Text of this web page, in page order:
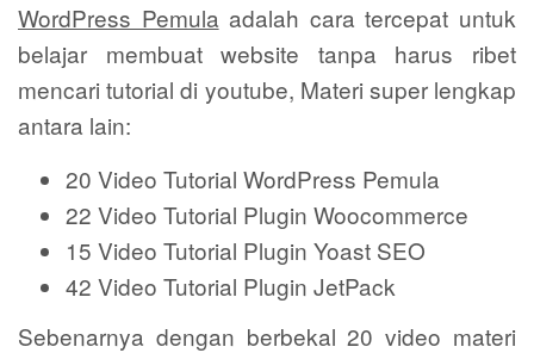
WordPress Pemula adalah cara tercepat untuk
belajar membuat website tanpa harus ribet
mencari tutorial di youtube, Materi super lengkap
antara lain:
20 Video Tutorial Wor​dPress Pemula
22 Video Tutorial Plugin Woocommerce
15 Video Tutorial Plugin Yoast SEO
42 Video Tutorial Plugin JetPack
Sebenarnya dengan berbekal 20 video materi